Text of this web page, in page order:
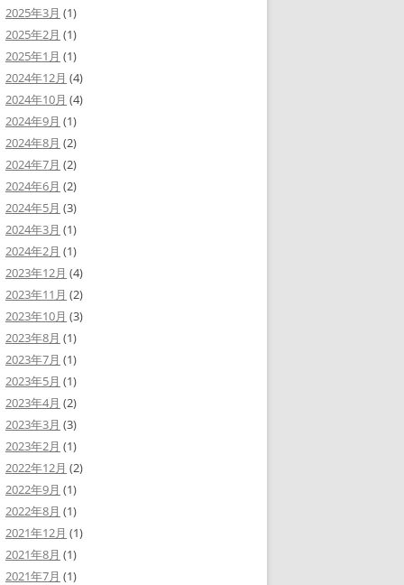
2025年3月 (1)
2025年2月 (1)
2025年1月 (1)
2024年12月 (4)
2024年10月 (4)
2024年9月 (1)
2024年8月 (2)
2024年7月 (2)
2024年6月 (2)
2024年5月 (3)
2024年3月 (1)
2024年2月 (1)
2023年12月 (4)
2023年11月 (2)
2023年10月 (3)
2023年8月 (1)
2023年7月 (1)
2023年5月 (1)
2023年4月 (2)
2023年3月 (3)
2023年2月 (1)
2022年12月 (2)
2022年9月 (1)
2022年8月 (1)
2021年12月 (1)
2021年8月 (1)
2021年7月 (1)